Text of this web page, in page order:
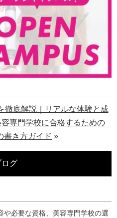
徹底解説｜リアルな体験と成
容専門学校に合格するための
書き方ガイド »
ログ
や必要な資格、美容専門学校の選